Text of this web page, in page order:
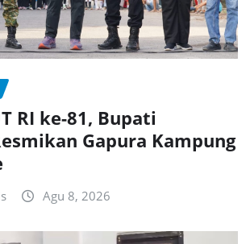
RI ke-81, Bupati
Gapura Kampung
Agu 8, 2026